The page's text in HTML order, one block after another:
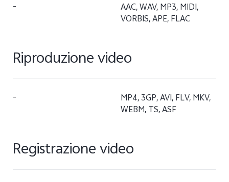
-
AAC, WAV, MP3, MIDI,
VORBIS, APE, FLAC
Riproduzione video
-
MP4, 3GP, AVI, FLV, MKV,
WEBM, TS, ASF
Registrazione video